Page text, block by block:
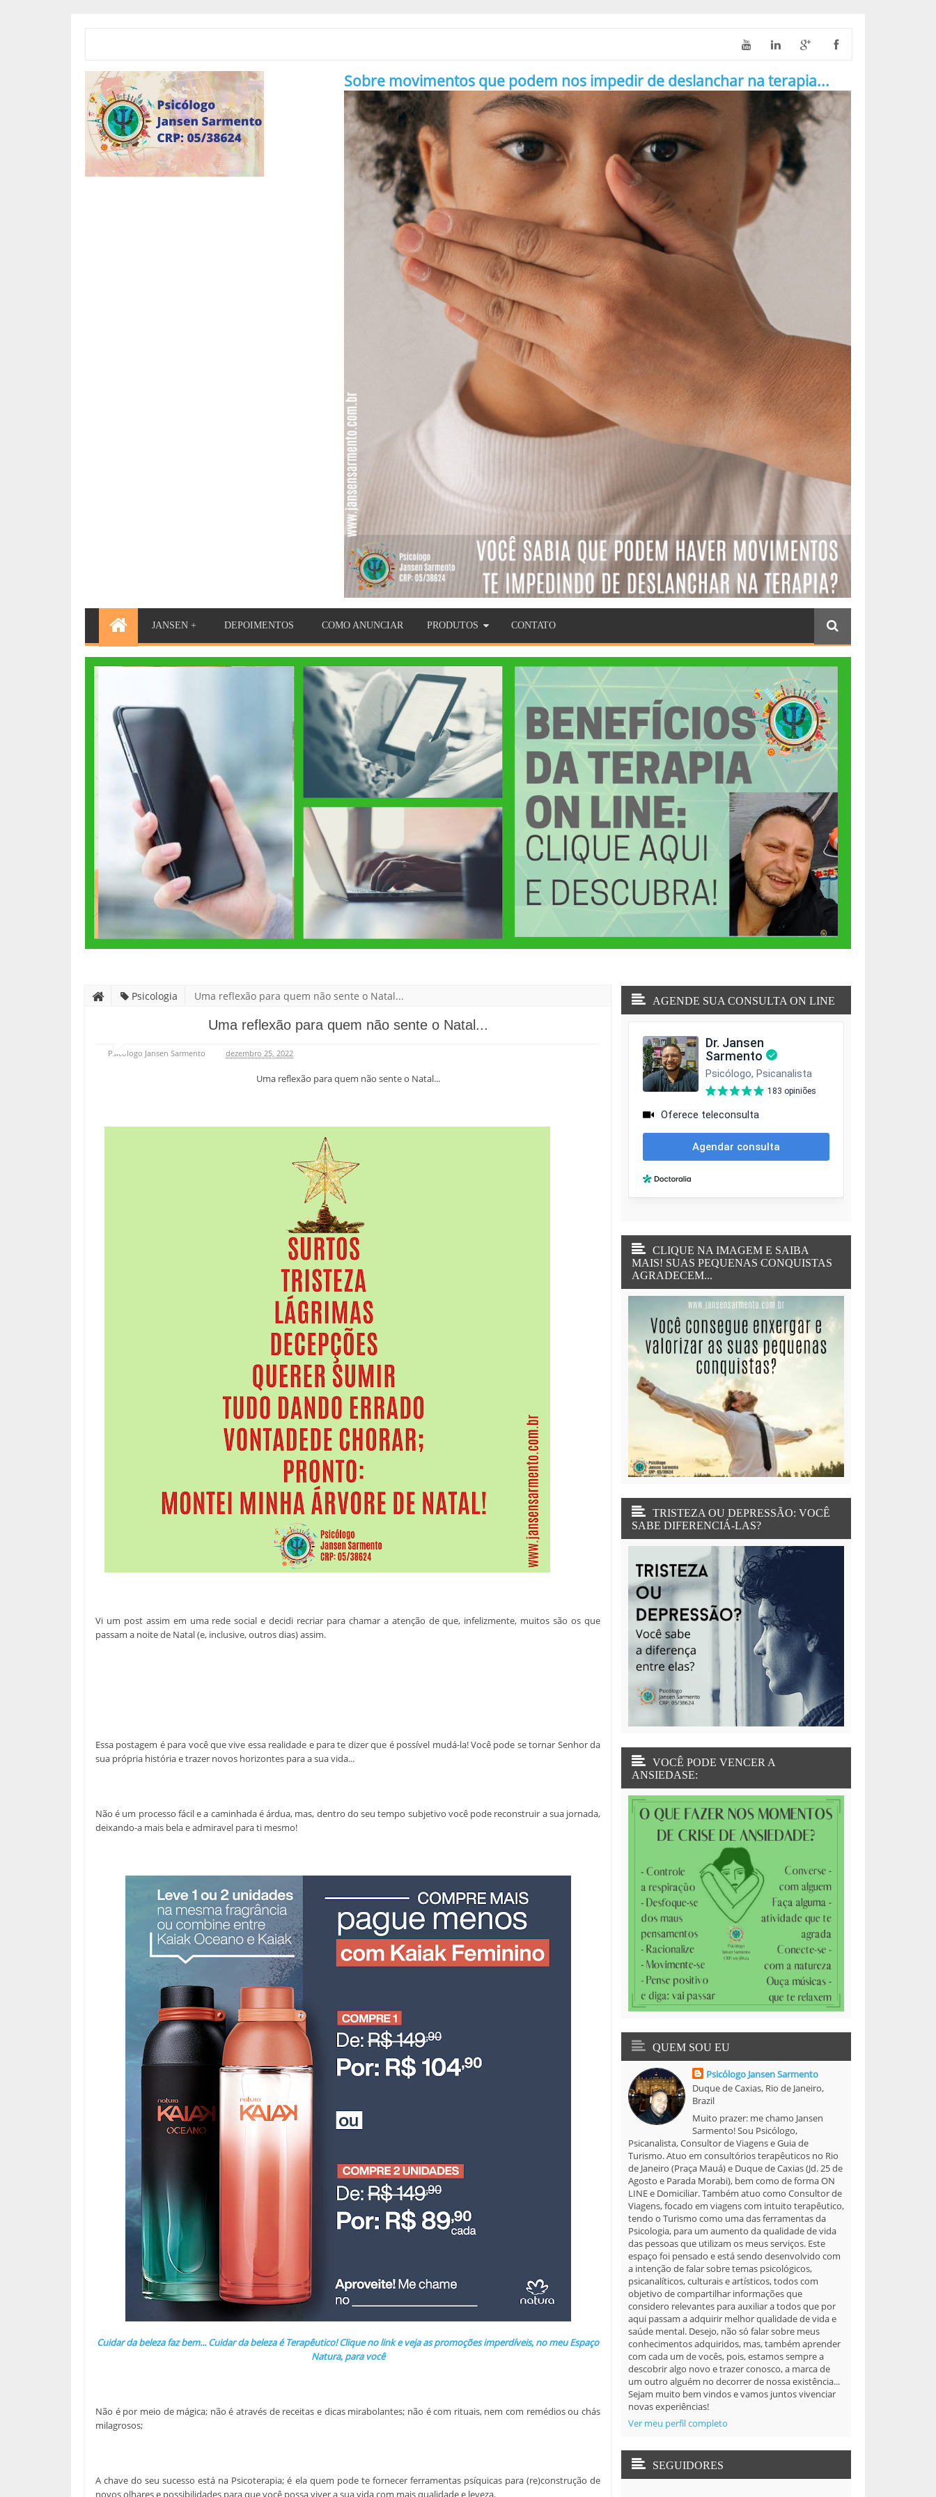
Sobre movimentos que podem nos impedir de deslanchar na terapia...
JANSEN + DEPOIMENTOS COMO ANUNCIAR PRODUTOS CONTATO
Psicologia Uma reflexão para quem não sente o Natal...
Uma reflexão para quem não sente o Natal...
Psicólogo Jansen Sarmento dezembro 25, 2022
Uma reflexão para quem não sente o Natal...
Vi um post assim em uma rede social e decidi recriar para chamar a atenção de que, infelizmente, muitos são os que
passam a noite de Natal (e, inclusive, outros dias) assim.
Essa postagem é para você que vive essa realidade e para te dizer que é possível mudá-la! Você pode se tornar Senhor da
sua própria história e trazer novos horizontes para a sua vida...
Não é um processo fácil e a caminhada é árdua, mas, dentro do seu tempo subjetivo você pode reconstruir a sua jornada,
deixando-a mais bela e admiravel para ti mesmo!
Cuidar da beleza faz bem... Cuidar da beleza é Terapêutico! Clique no link e veja as promoções imperdíveis, no meu Espaço
Natura, para você
Não é por meio de mágica; não é através de receitas e dicas mirabolantes; não é com rituais, nem com remédios ou chás
milagrosos;
A chave do seu sucesso está na Psicoterapia; é ela quem pode te fornecer ferramentas psíquicas para (re)construção de
novos olhares e possibilidades para que você possa viver a sua vida com mais qualidade e leveza.
AGENDE SUA CONSULTA ON LINE
CLIQUE NA IMAGEM E SAIBA
MAIS! SUAS PEQUENAS CONQUISTAS
AGRADECEM...
TRISTEZA OU DEPRESSÃO: VOCÊ
SABE DIFERENCIÁ-LAS?
VOCÊ PODE VENCER A
ANSIEDASE:
QUEM SOU EU
Psicólogo Jansen Sarmento
Duque de Caxias, Rio de Janeiro,
Brazil
Muito prazer: me chamo Jansen
Sarmento! Sou Psicólogo,
Psicanalista, Consultor de Viagens e Guia de
Turismo. Atuo em consultórios terapêuticos no Rio
de Janeiro (Praça Mauá) e Duque de Caxias (Jd. 25 de
Agosto e Parada Morabi), bem como de forma ON
LINE e Domiciliar. Também atuo como Consultor de
Viagens, focado em viagens com intuito terapêutico,
tendo o Turismo como uma das ferramentas da
Psicologia, para um aumento da qualidade de vida
das pessoas que utilizam os meus serviços. Este
espaço foi pensado e está sendo desenvolvido com
a intenção de falar sobre temas psicológicos,
psicanalíticos, culturais e artísticos, todos com
objetivo de compartilhar informações que
considero relevantes para auxiliar a todos que por
aqui passam a adquirir melhor qualidade de vida e
saúde mental. Desejo, não só falar sobre meus
conhecimentos adquiridos, mas, também aprender
com cada um de vocês, pois, estamos sempre a
descobrir algo novo e trazer conosco, a marca de
um outro alguém no decorrer de nossa existência...
Sejam muito bem vindos e vamos juntos vivenciar
novas experiências!
Ver meu perfil completo
SEGUIDORES